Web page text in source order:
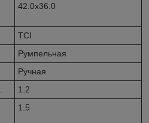
42.0х36.0
TCI
Румпельная
Ручная
1.2
1.5